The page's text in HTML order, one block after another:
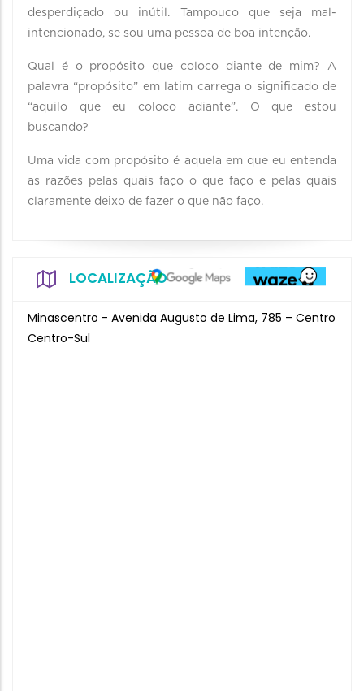
desperdiçado ou inútil. Tampouco que seja mal-
intencionado, se sou uma pessoa de boa intenção.
Qual é o propósito que coloco diante de mim? A
palavra “propósito” em latim carrega o significado de
“aquilo que eu coloco adiante”. O que estou
buscando?
Uma vida com propósito é aquela em que eu entenda
as razões pelas quais faço o que faço e pelas quais
claramente deixo de fazer o que não faço.
LOCALIZAÇÃO
Minascentro - Avenida Augusto de Lima, 785 – Centro
Centro-Sul